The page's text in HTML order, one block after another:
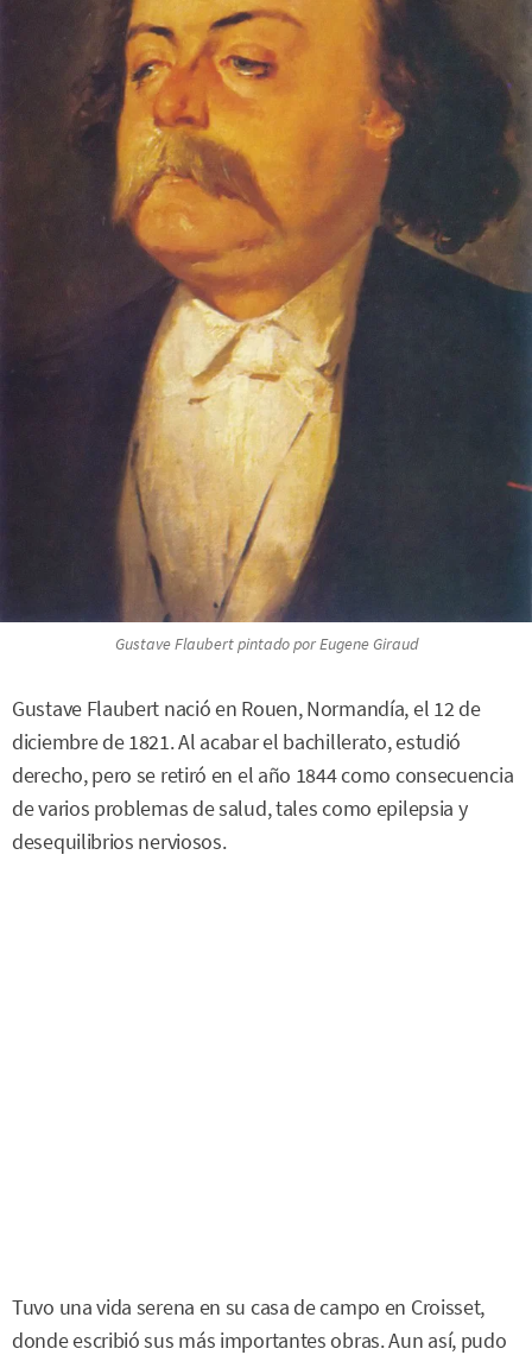
Gustave Flaubertpintado por Eugene Giraud
Gustave Flaubert nació en Rouen, Normandía, el 12 de
diciembre de 1821. Al acabar el bachillerato, estudió
derecho, pero se retiró en el año 1844 como consecuencia
de varios problemas de salud, tales como epilepsia y
desequilibrios nerviosos.
Tuvo una vida serena en su casa de campo en Croisset,
donde escribió sus más importantes obras. Aun así, pudo